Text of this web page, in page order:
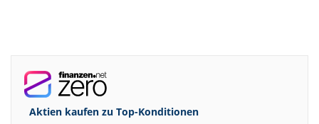
Aktien kaufen zu Top-Konditionen